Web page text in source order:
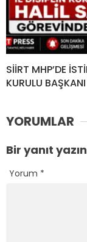
SİİRT MHP’DE
KURULU
YORUMLAR
Bir yanıt yazın
Yorum *